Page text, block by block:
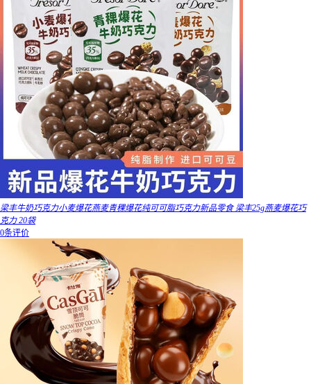
梁丰牛奶巧克力小麦爆花燕麦青稞爆花纯可可脂巧克力新品零食 梁丰25g燕麦爆花巧
克力 20袋
0条评价